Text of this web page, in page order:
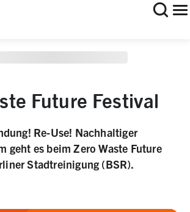
Future Festival
Re-Use! Nachhaltiger
geht es beim Zero Waste Future
Stadtreinigung (BSR).